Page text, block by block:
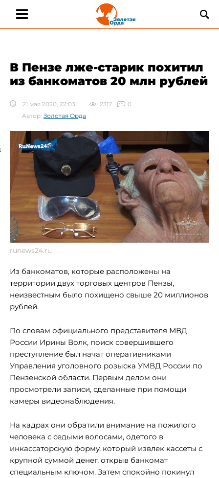
​В Пензе лже-старик похитил
из банкоматов 20 млн рублей
21 мая 2020, 22:03 2317
0
Автор: Золотая Орда
runews24.ru
Из банкоматов, которые расположены на
территории двух торговых центров Пензы,
неизвестным было похищено свыше 20 миллионов
рублей.
По словам официального представителя МВД
России Ирины Волк, поиск совершившего
преступление был начат оперативниками
Управления уголовного розыска УМВД России по
Пензенской области. Первым делом они
просмотрели записи, сделанные при помощи
камеры видеонаблюдения.
На кадрах они обратили внимание на пожилого
человека с седыми волосами, одетого в
инкассаторскую форму, который извлек кассеты с
крупной суммой денег, открыв банкомат
специальным ключом. Затем спокойно покинул